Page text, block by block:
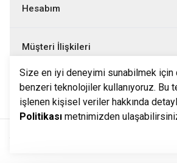
Size en iyi deneyimi sunabilmek için
benzeri teknolojiler kullanıyoruz. Bu
işlenen kişisel veriler hakkında
Politikası metnimizden
Hesabım
Müşteri İlişkileri
Bizi Takip Edin